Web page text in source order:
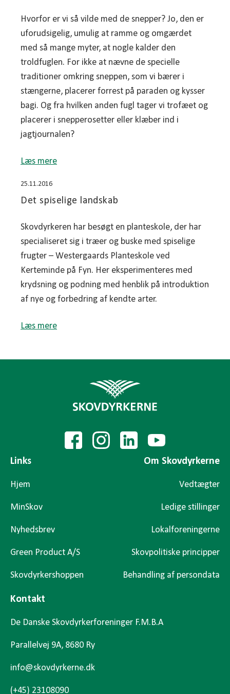
Hvorfor er vi så vilde med de snepper? Jo, den er
uforudsigelig, umulig at ramme og omgærdet
med så mange myter, at nogle kalder den
troldfuglen. For ikke at nævne de specielle
traditioner omkring sneppen, som vi bærer i
stængerne, placerer forrest på paraden og kysser
bagi. Og fra hvilken anden fugl tager vi trofæet og
placerer i snepperosetter eller klæber ind i
jagtjournalen?
Læs mere
25.11.2016
Det spiselige landskab
Skovdyrkeren har besøgt en planteskole, der har
specialiseret sig i træer og buske med spiselige
frugter – Westergaards Planteskole ved
Kerteminde på Fyn. Her eksperimenteres med
krydsning og podning med henblik på introduktion
af nye og forbedring af kendte arter.
Læs mere
Links
Hjem
MinSkov
Nyhedsbrev
Green Product A/S
Skovdyrkershoppen
Om Skovdyrkerne
Vedtægter
Ledige stillinger
Lokalforeningerne
Skovpolitiske principper
Behandling af persondata
Kontakt
De Danske Skovdyrkerforeninger F.M.B.A
Parallelvej 9A, 8680 Ry
info@skovdyrkerne.dk
(+45) 23108090